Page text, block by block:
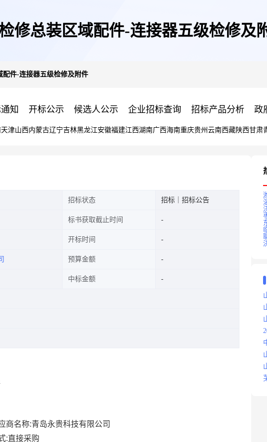
修总装区域配件-连接器五级检修及
配件-连接器五级检修及附件
知 开标公示 候选人公示 企业招标查询 招标产品分析 政
天津山西内蒙古辽宁吉林黑龙江安徽福建江西湖南广西海南重庆贵州 云南西藏陕西甘肃
招标状态 招标｜招标公告
标书获取截止时间
开标时间
预算金额
中标金额
商名称:青岛永贵科技有限公司
:直接采购